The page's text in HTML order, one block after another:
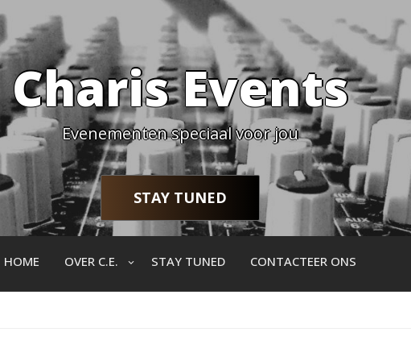
Charis Events
Evenementen speciaal voor jou
STAY TUNED
HOME OVER C.E. STAY TUNED CONTACTEER ONS